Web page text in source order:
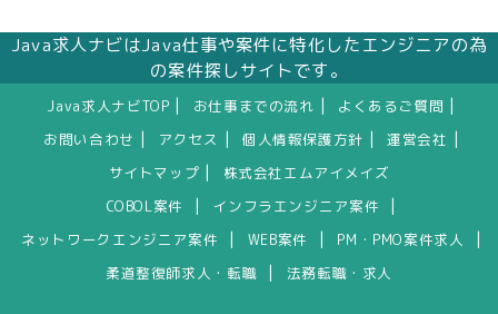
Java求人ナビはJava仕事や案件に特化したエンジニアの為
の案件探しサイトです。
Java求人ナビTOP お仕事までの流れ よくあるご質問
お問い合わせ アクセス 個人情報保護方針 運営会社
サイトマップ
株式会社エムアイメイズ
COBOL案件
インフラエンジニア案件
ネットワークエンジニア案件 WEB案件 PM・PMO案件求人
柔道整復師求人・転職 法務転職・求人